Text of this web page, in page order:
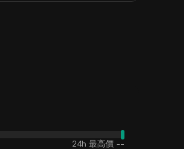
24h 最高價 --